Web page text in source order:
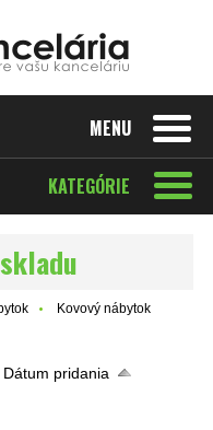
MENU
KATEGÓRIE
Kovový nábytok
Dátum pridania
Rawpixel.com